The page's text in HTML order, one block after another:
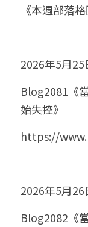
《本週部落
2026年5月
Blog2081《
始失控》
https://
2026年5月
Blog2082《